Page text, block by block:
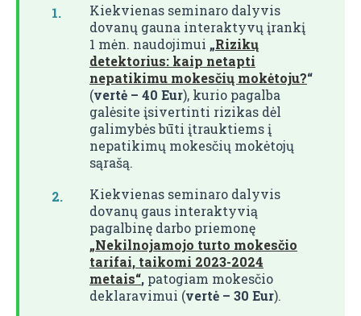
Kiekvienas seminaro dalyvis
dovanų gauna interaktyvų įrankį
1 mėn. naudojimui „Rizikų
detektorius: kaip netapti
nepatikimu mokesčių mokėtoju?“
(vertė – 40 Eur), kurio pagalba
galėsite įsivertinti rizikas dėl
galimybės būti įtrauktiems į
nepatikimų mokesčių mokėtojų
sąrašą.
Kiekvienas seminaro dalyvis
dovanų gaus interaktyvią
pagalbinę darbo priemonę
„Nekilnojamojo turto mokesčio
tarifai, taikomi 2023-2024
metais“, patogiam mokesčio
deklaravimui (vertė – 30 Eur).